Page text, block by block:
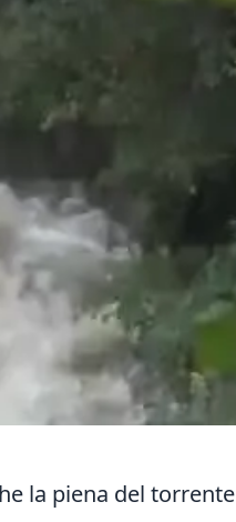
la piena del torrente